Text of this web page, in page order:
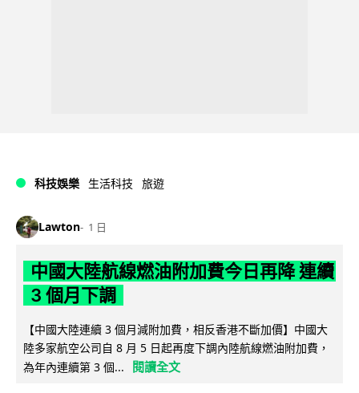
科技娛樂 生活科技 旅遊
Lawton 1 日
中國大陸航線燃油附加費今日再降 連續
3 個月下調
【中國大陸連續 3 個月減附加費，相反香港不斷加價】中國大
陸多家航空公司自 8 月 5 日起再度下調內陸航線燃油附加費，
為年內連續第 3 個...
閱讀全文